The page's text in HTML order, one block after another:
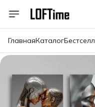
ГлавнаяКаталог